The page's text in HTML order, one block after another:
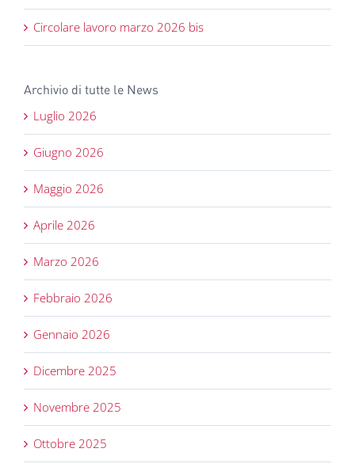
Circolare lavoro marzo 2026 bis
Archivio di tutte le News
Luglio 2026
Giugno 2026
Maggio 2026
Aprile 2026
Marzo 2026
Febbraio 2026
Gennaio 2026
Dicembre 2025
Novembre 2025
Ottobre 2025